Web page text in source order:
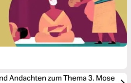
Andachten zum Thema 3. Mose